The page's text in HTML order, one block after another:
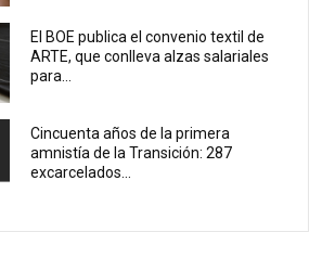
El BOE publica el convenio textil de
ARTE, que conlleva alzas salariales
para...
Cincuenta años de la primera
amnistía de la Transición: 287
excarcelados...